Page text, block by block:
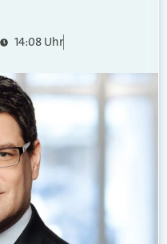
14:08 Uhr